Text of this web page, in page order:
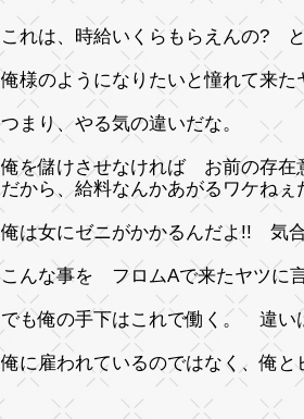
これは、 時給いくらもらえんの? と
俺様のようになりたいと憧れて来た
つまり、やる気の違いだな。
俺を儲けさせなければ お前の存在
だから、給料なんかあがるワケねぇ
俺は女にゼニがかかるんだよ!! 気
こんな事を フロムAで来たヤツに
でも俺の手下はこれで働く。 違い
俺に雇われているのではなく、俺と